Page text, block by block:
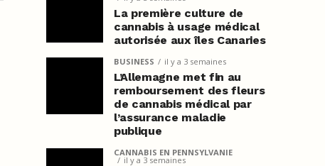
La première culture de
cannabis à usage médical
autorisée aux îles Canaries
BUSINESS il y a 3 semaines
L’Allemagne met fin au
remboursement des fleurs
de cannabis médical par
l’assurance maladie
publique
CANNABIS EN PENNSYLVANIE
il y a 3 semaines